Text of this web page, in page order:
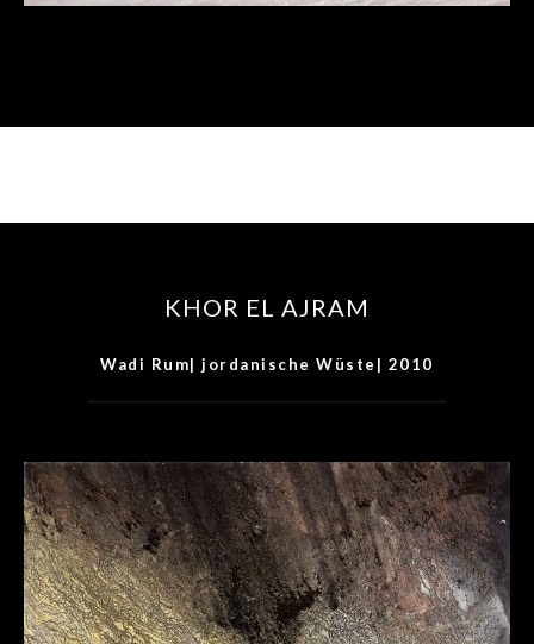
KHOR EL AJRAM
Wadi Rum| jordanische Wüste| 2010